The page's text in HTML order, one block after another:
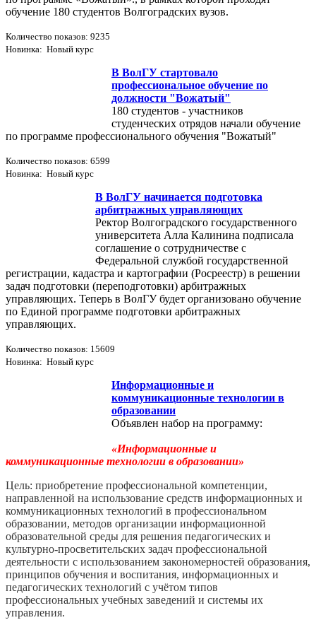
обучение 180 студентов Волгоградских вузов.
Количество показов: 9235
Новинка: Новый курс
В ВолГУ стартовало
профессиональное обучение по
должности "Вожатый"
180 студентов - участников
студенческих отрядов начали обучение
по программе профессионального обучения "Вожатый"
Количество показов: 6599
Новинка: Новый курс
В ВолГУ начинается подготовка
арбитражных управляющих
Ректор Волгоградского государственного
университета Алла Калинина подписала
соглашение о сотрудничестве с
Федеральной службой государственной
регистрации, кадастра и картографии (Росреестр) в решении
задач подготовки (переподготовки) арбитражных
управляющих. Теперь в ВолГУ будет организовано обучение
по Единой программе подготовки арбитражных
управляющих.
Количество показов: 15609
Новинка: Новый курс
Информационные и
коммуникационные технологии в
образовании
Объявлен набор на программу:
«Информационные и
коммуникационные технологии в образовании»
Цель: приобретение профессиональной компетенции,
направленной на использование средств информационных и
коммуникационных технологий в профессиональном
образовании, методов организации информационной
образовательной среды для решения педагогических и
культурно-­просветительских задач профессиональной
деятельности с использованием закономерностей образования,
принципов обучения и воспитания, информационных и
педагогических технологий с учётом типов
профессиональных учебных заведений и системы их
управления.